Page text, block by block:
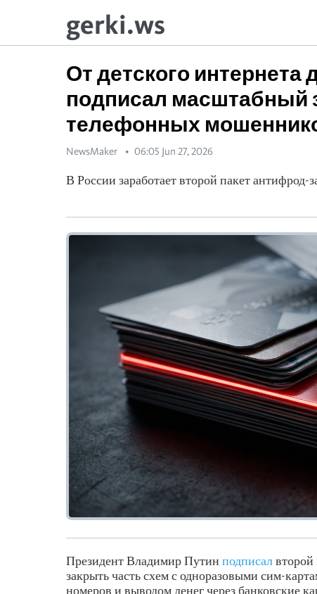
gerki.ws
От детского интернета
подписал масштабный
телефонных
NewsMaker 06:05 Jun 27, 2026
В России заработает второй пакет антифрод-
Президент Владимир Путин подписалвторой
закрыть часть схем с одноразовыми сим-
номеров и выводом денег через банковские